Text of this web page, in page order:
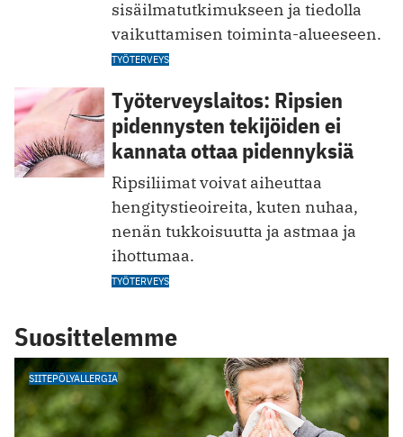
sisäilmatutkimukseen ja tiedolla
vaikuttamisen toiminta-alueeseen.
TYÖTERVEYS
Työterveyslaitos: Ripsien
pidennysten tekijöiden ei
kannata ottaa pidennyksiä
Ripsiliimat voivat aiheuttaa
hengitystieoireita, kuten nuhaa,
nenän tukkoisuutta ja astmaa ja
ihottumaa.
TYÖTERVEYS
Suosittelemme
SIITEPÖLYALLERGIA